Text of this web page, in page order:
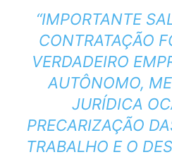
“IMPORTANTE
CONTRATAÇÃO
VERDADEIRO
AUTÔNOMO,
JURÍDICA
PRECARIZAÇÃO
TRABALHO E O